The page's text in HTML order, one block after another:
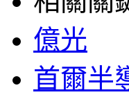
億光
首爾半